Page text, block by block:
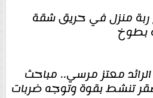
منزل في حريق شقة
بطوخ
الرائد معتز مرسي.. مباحث
تنشط بقوة وتوجه ضربات